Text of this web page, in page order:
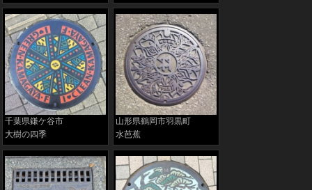
千葉県鎌ケ谷市
大樹の四季
山形県鶴岡市羽黒町
水芭蕉